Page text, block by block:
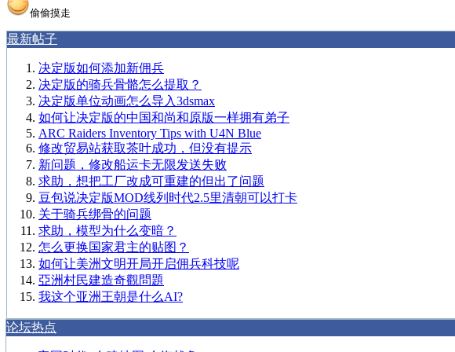
偷偷摸走
最新帖子
决定版如何添加新佣兵
决定版的骑兵骨骼怎么提取？
决定版单位动画怎么导入3dsmax
如何让决定版的中国和尚和原版一样拥有弟子
ARC Raiders Inventory Tips with U4N Blue
修改贸易站获取茶叶成功，但没有提示
新问题，修改船运卡无限发送失败
求助，想把工厂改成可重建的但出了问题
豆包说决定版MOD线列时代2.5里清朝可以打卡
关于骑兵绑骨的问题
求助，模型为什么变暗？
怎么更换国家君主的贴图？
如何让美洲文明开局开启佣兵科技呢
亞洲村民建造奇觀問題
我这个亚洲王朝是什么AI?
论坛热点